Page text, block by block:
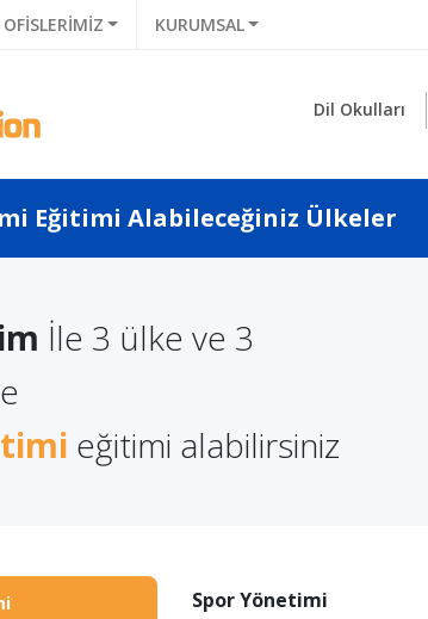
KURUMSAL
Dil Okulları
Eğitimi Alabileceğiniz Ülkeler
İle 3 ülke ve 3
eğitimi alabilirsiniz
Almanın
Spor Yönetimi